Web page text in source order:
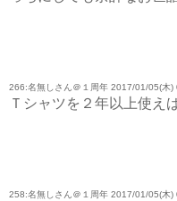
266:名無しさん＠１周年 2017/01/05(木
Ｔシャツを２年以上使え
258:名無しさん＠１周年 2017/01/05(